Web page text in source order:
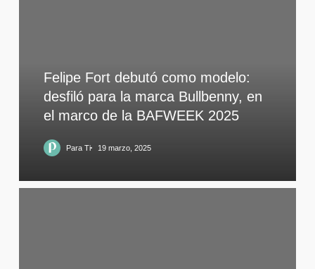
Felipe Fort debutó como modelo:
desfiló para la marca Bullbenny, en
el marco de la BAFWEEK 2025
Para Ti 19 marzo, 2025